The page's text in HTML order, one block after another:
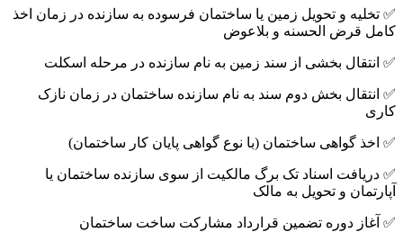
✅ تخلیه و تحویل زمین یا ساختمان فرسوده به سازنده در زمان اخذ
کامل قرض الحسنه و بلاعوض
✅ انتقال بخشی از سند زمین به نام سازنده در مرحله اسکلت
✅ انتقال بخش دوم سند به نام سازنده ساختمان در زمان نازک
کاری
✅ اخذ گواهی ساختمان (با نوع گواهی پایان کار ساختمان)
✅ دریافت اسناد تک برگ مالکیت از سوی سازنده ساختمان یا
آپارتمان و تحویل به مالک
✅ آغاز دوره تضمین قرارداد مشارکت ساخت ساختمان